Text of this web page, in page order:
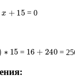
15 = 0
15 = 16 + 240 =